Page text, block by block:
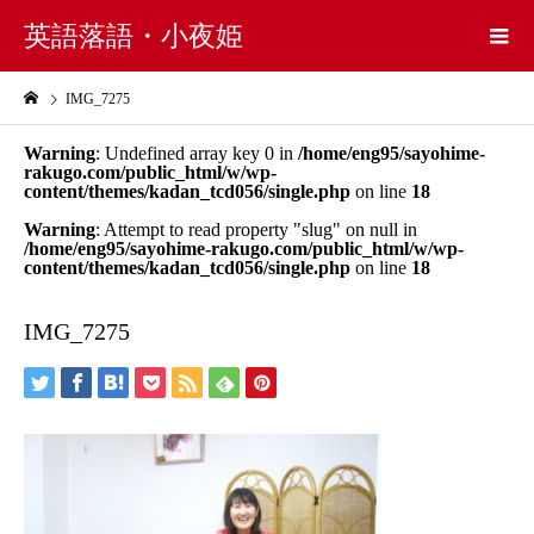
英語落語・小夜姫
IMG_7275
Warning: Undefined array key 0 in /home/eng95/sayohime-
rakugo.com/public_html/w/wp-
content/themes/kadan_tcd056/single.php on line 18
Warning: Attempt to read property "slug" on null in
/home/eng95/sayohime-rakugo.com/public_html/w/wp-
content/themes/kadan_tcd056/single.php on line 18
IMG_7275